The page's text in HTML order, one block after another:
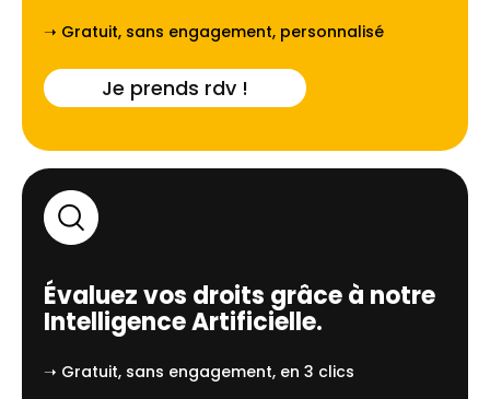
➝ Gratuit, sans engagement, personnalisé
Je prends rdv !
Évaluez vos droits grâce à notre
Intelligence Artificielle.
➝ Gratuit, sans engagement, en 3 clics